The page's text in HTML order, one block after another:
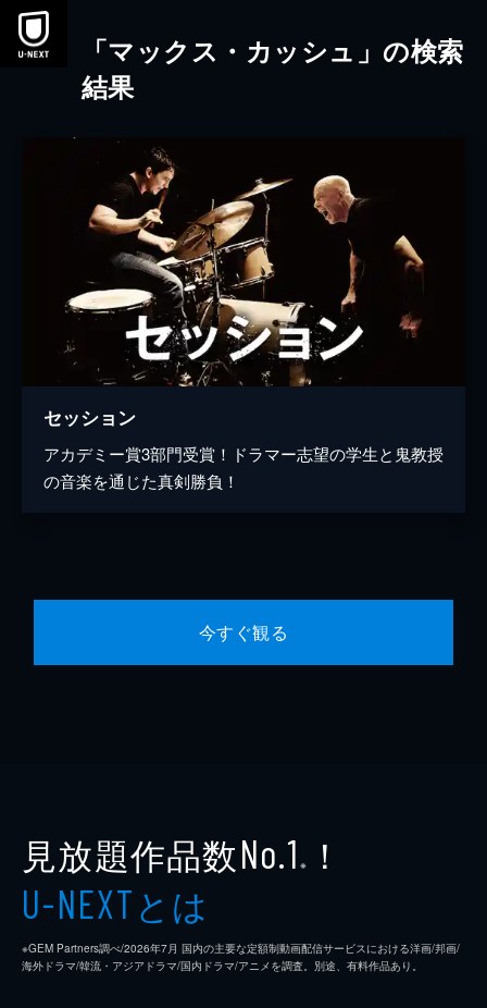
本文へスキップ
「マックス・カッシュ」の検索
結果
セッション
アカデミー賞3部門受賞！ドラマー志望の学生と鬼教授
の音楽を通じた真剣勝負！
今すぐ観る
見放題作品数No.1 ※ ！
U-NEXTとは
※GEM Partners調べ/2026年7⽉ 国内の主要な定額制動画配信サービスにおける洋画/邦画/
海外ドラマ/韓流・アジアドラマ/国内ドラマ/アニメを調査。別途、有料作品あり。